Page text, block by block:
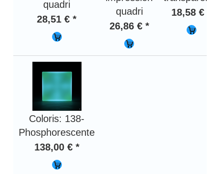
quadri
28,51 € *
quadri
26,86 € *
18,58 € *
Coloris: 138-
Phosphorescente
138,00 € *